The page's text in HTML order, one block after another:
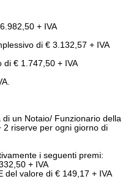
+ IVA
di € 3.132,57 + IVA
di € 1.747,50 + IVA
un Notaio/ Funzionario della
2 riserve per ogni giorno di
i seguenti premi:
+ IVA
del valore di € 149,17 + IVA